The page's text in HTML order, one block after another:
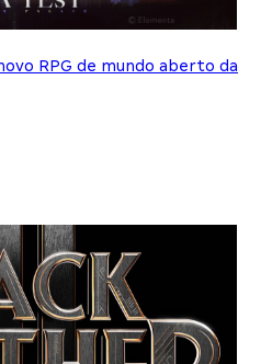
RPG de mundo aberto da